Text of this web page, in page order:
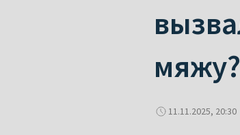
мяжу?
11.11.2025, 20:30